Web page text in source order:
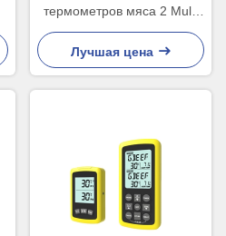
термометров мяса 2 Multi
зонда беспроводной
долгосрочный
Лучшая цена